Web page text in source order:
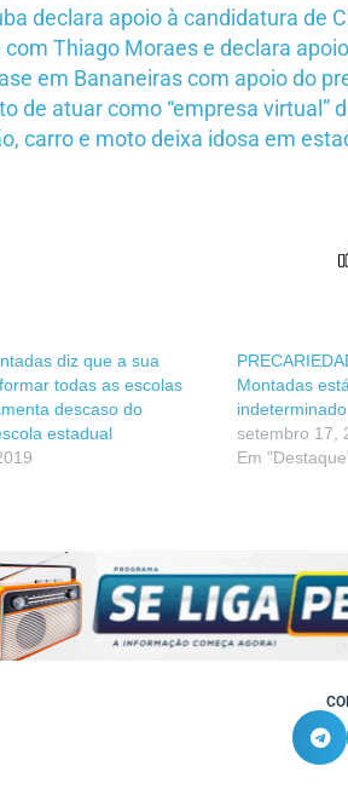
declara apoio à candidatura de
Thiago Moraes e declara
em Bananeiras com apoio do
de atuar como “empresa virtual”
carro e moto deixa idosa em
diz que a sua
todas as escolas
descaso do
estadual
Montadas
indeterminado
setembro 17,
Em